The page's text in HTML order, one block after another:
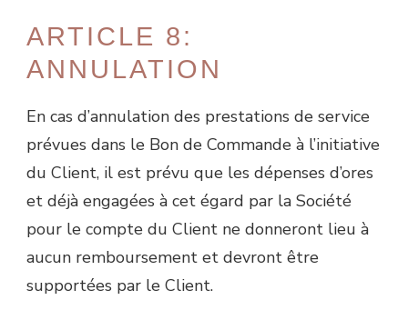
ARTICLE 8:
ANNULATION
En cas d’annulation des prestations de service
prévues dans le Bon de Commande à l’initiative
du Client, il est prévu que les dépenses d’ores
et déjà engagées à cet égard par la Société
pour le compte du Client ne donneront lieu à
aucun remboursement et devront être
supportées par le Client.